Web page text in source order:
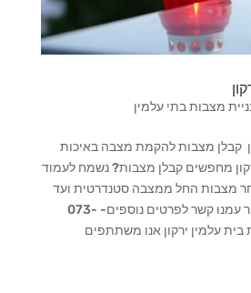
מצבות בתי עלמין
קבלן מצבות להקמת מצבה באיכות
מחפשים קבלן מצבות? נשמח לעמוד
מצבות החל ממצבה סטנדרטית ועד
מצבות בעיצוב אישי צור עמנו קשר לפרטים נוספים- 073-
בית עלמין ירקון אנו משתתפים